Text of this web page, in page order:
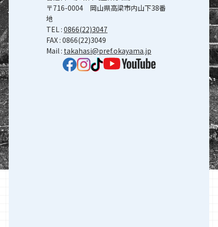
〒716-0004 岡山県高梁市内山下38番
地
TEL : 0866(22)3047
FAX : 0866(22)3049
Mail : takahasi@pref.okayama.jp